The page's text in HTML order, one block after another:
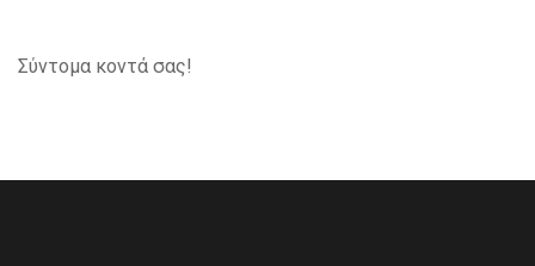
Σύντομα κοντά σας!